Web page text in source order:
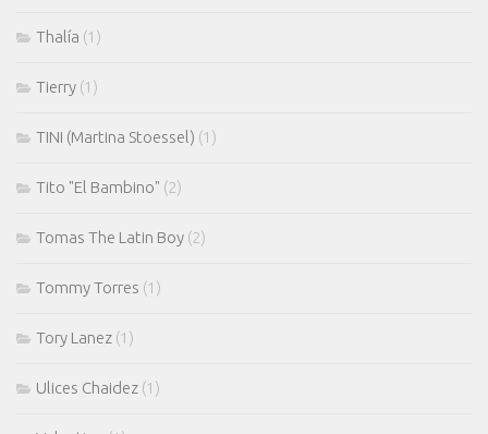
Thalía (1)
Tierry (1)
TINI (Martina Stoessel) (1)
Tito "El Bambino" (2)
Tomas The Latin Boy (2)
Tommy Torres (1)
Tory Lanez (1)
Ulices Chaidez (1)